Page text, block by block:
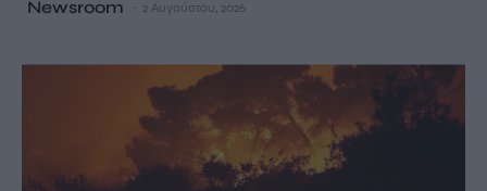
Newsroom 2 Αυγούστου, 2026